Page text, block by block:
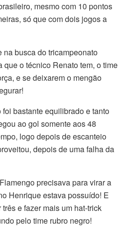
mesmo com 10 pontos
só que com dois jogos a
busca do tricampeonato
que o técnico Renato tem, o time
e se deixarem o mengão
bastante equilibrado e tanto
ao gol somente aos 48
logo depois de escanteio
depois de uma falha da
precisava para virar a
Henrique estava possuído! E
e fazer mais um hat-trick
pelo time rubro negro!